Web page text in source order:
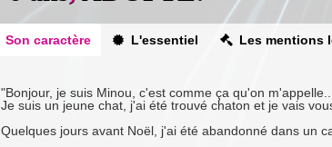
Son caractère L'essentiel Les mentions
"Bonjour, je suis Minou, c'est comme ça qu'on
Je suis un jeune chat, j'ai été trouvé chaton et je vais
Quelques jours avant Noël, j'ai été abandonné dans un